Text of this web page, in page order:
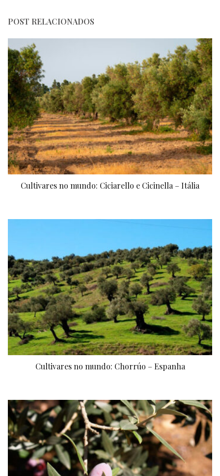
POST RELACIONADOS
Cultivares no mundo: Ciciarello e Cicinella – Itália
Cultivares no mundo: Chorrúo – Espanha